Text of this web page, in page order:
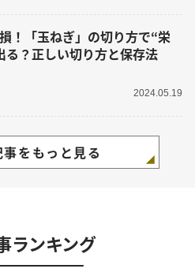
！「玉ねぎ」の切り方で“栄
る？正しい切り方と保存法
2024.05.19
をもっと見る
ランキング